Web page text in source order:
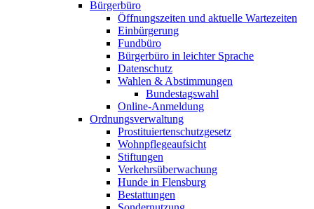
Bürgerbüro
Öffnungszeiten und aktuelle Wartezeiten
Einbürgerung
Fundbüro
Bürgerbüro in leichter Sprache
Datenschutz
Wahlen & Abstimmungen
Bundestagswahl
Online-Anmeldung
Ordnungsverwaltung
Prostituiertenschutzgesetz
Wohnpflegeaufsicht
Stiftungen
Verkehrsüberwachung
Hunde in Flensburg
Bestattungen